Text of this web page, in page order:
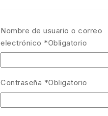
Nombre de usuario o correo
electrónico *Obligatorio
Contraseña *Obligatorio